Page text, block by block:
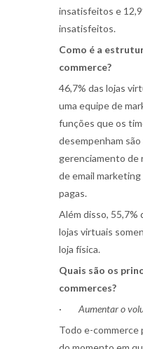
insatisfeitos e
insatisfeitos.
Como é a
commerce?
46,7% das lojas
uma equipe de
funções que os
desempenham
gerenciamento de
deemail marketing
pagas.
Além disso, 55,7%
lojas virtuais
loja física.
Quais são os
commerces?
·
Aumentar o
Todo e-commerce